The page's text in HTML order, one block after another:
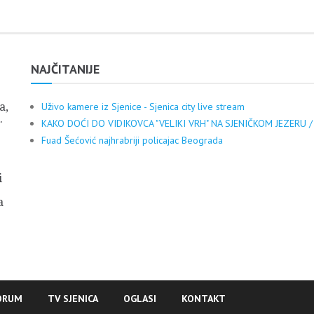
NAJČITANIJE
Uživo kamere iz Sjenice - Sjenica city live stream
KAKO DOĆI DO VIDIKOVCA "VELIKI VRH" NA SJENIČKOM
Fuad Šećović najhrabriji policajac Beograda
TV SJENICA OGLASI KONTAKT